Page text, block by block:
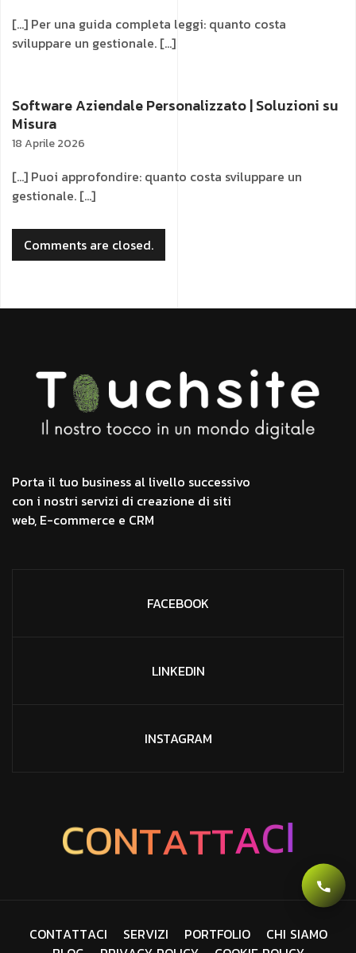
[…] Per una guida completa leggi: quanto costa
sviluppare un gestionale. […]
Software Aziendale Personalizzato | Soluzioni su
Misura
18 Aprile 2026
[…] Puoi approfondire: quanto costa sviluppare un
gestionale. […]
Comments are closed.
Porta il tuo business al livello successivo
con i nostri servizi di creazione di siti
web, E-commerce e CRM
FACEBOOK
LINKEDIN
INSTAGRAM
CONTATTACI
CONTATTACI SERVIZI PORTFOLIO CHI SIAMO